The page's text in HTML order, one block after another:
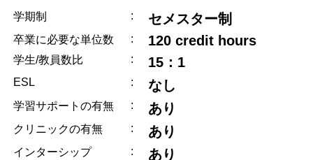
学期制 : セメスター制
卒業に必要な単位数 : 120 credit hours
学生/教員数比 : 15：1
ESL : なし
学習サポートの有無 : あり
クリニックの有無 : あり
インターシップ : あり